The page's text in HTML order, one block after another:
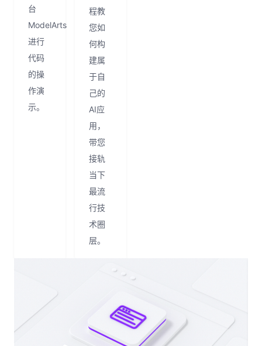
台
ModelArts
进行
代码
的操
作演
示。
程教
您如
何构
建属
于自
己的
AI应
用，
带您
接轨
当下
最流
行技
术圈
层。